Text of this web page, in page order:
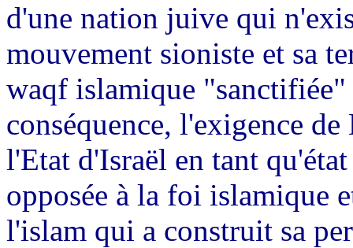
d'une nation juive qui
mouvement sioniste et sa
waqf islamique
conséquence, l'exigence
l'Etat d'Israël en tant
opposée à la foi islamique
l'islam qui a construit sa